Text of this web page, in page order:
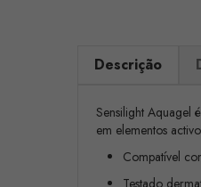
Descrição
Sensilight Aquagel
em elementos
Compatível
Testado